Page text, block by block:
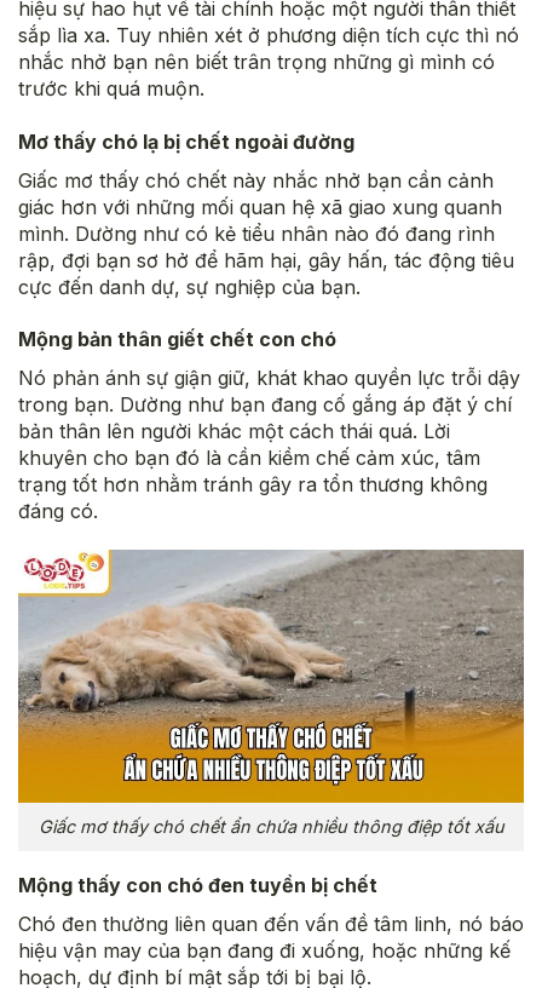
hiệu sự hao hụt về tài chính hoặc một người thân thiết
sắp lìa xa. Tuy nhiên xét ở phương diện tích cực thì nó
nhắc nhở bạn nên biết trân trọng những gì mình có
trước khi quá muộn.
Mơ thấy chó lạ bị chết ngoài đường
Giấc mơ thấy chó chết này nhắc nhở bạn cần cảnh
giác hơn với những mối quan hệ xã giao xung quanh
mình. Dường như có kẻ tiểu nhân nào đó đang rình
rập, đợi bạn sơ hở để hãm hại, gây hấn, tác động tiêu
cực đến danh dự, sự nghiệp của bạn.
Mộng bản thân giết chết con chó
Nó phản ánh sự giận giữ, khát khao quyền lực trỗi dậy
trong bạn. Dường như bạn đang cố gắng áp đặt ý chí
bản thân lên người khác một cách thái quá. Lời
khuyên cho bạn đó là cần kiềm chế cảm xúc, tâm
trạng tốt hơn nhằm tránh gây ra tổn thương không
đáng có.
Giấc mơ thấy chó chết ẩn chứa nhiều thông điệp tốt xấu
Mộng thấy con chó đen tuyền bị chết
Chó đen thường liên quan đến vấn đề tâm linh, nó báo
hiệu vận may của bạn đang đi xuống, hoặc những kế
hoạch, dự định bí mật sắp tới bị bại lộ.